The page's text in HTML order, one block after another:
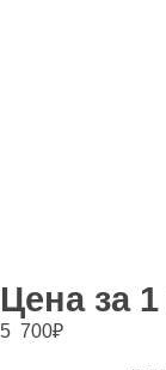
Цена за
5 700₽